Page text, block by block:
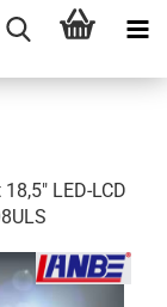
LED-LCD